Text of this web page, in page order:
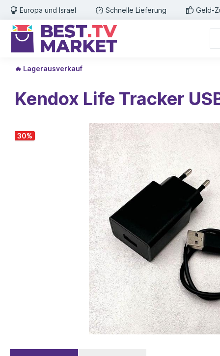
Europa und Israel Schnelle Lieferung Geld-
🔥 Lagerausverkauf
Kendox Life Tracker
30%